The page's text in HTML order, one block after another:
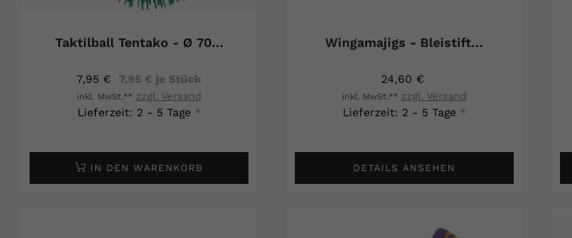
Taktilball Tentako - Ø 70...
7,95 € 7,95 € je Stück
inkl. MwSt.** zzgl. Versand
Lieferzeit: 2 - 5 Tage *
IN DEN WARENKORB
Wingamajigs - Bleistift...
24,60 €
inkl. MwSt.** zzgl. Versand
Lieferzeit: 2 - 5 Tage *
DETAILS ANSEHEN